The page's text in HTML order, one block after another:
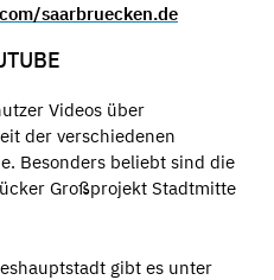
saarbruecken.de
Videos über
der verschiedenen
Besonders beliebt sind die
Großprojekt Stadtmitte
gibt es unter